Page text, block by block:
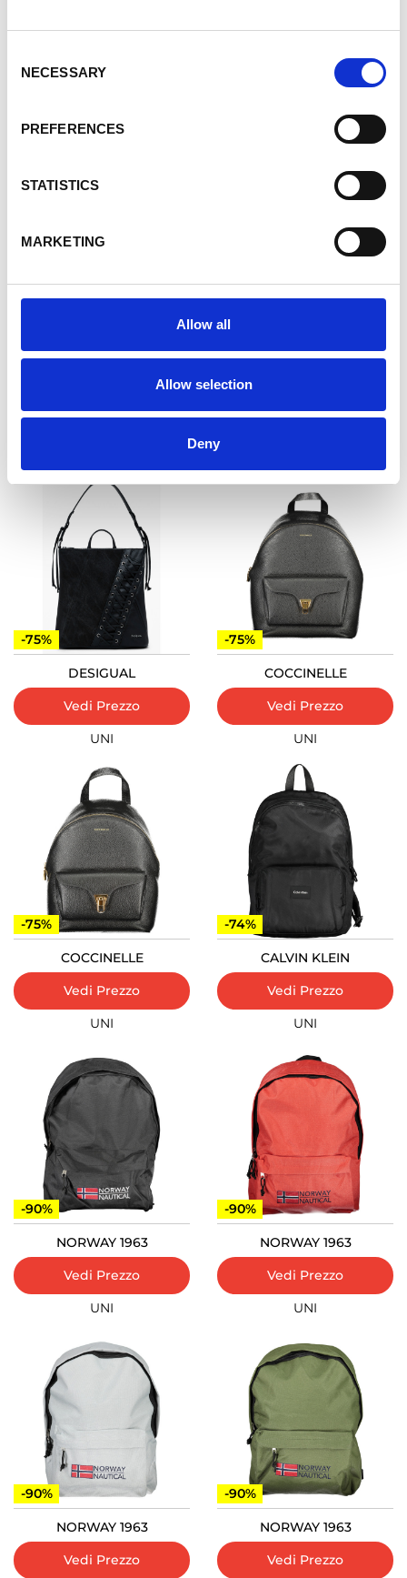
Selection
NECESSARY
PREFERENCES
STATISTICS
MARKETING
Allow all
Allow selection
Deny
-74%
Vedi Prezzo
Vedi Prezzo
-74%
Vedi Prezzo
-74%
Vedi Prezzo
-75%
DESIGUAL
Vedi Prezzo
UNI
-75%
COCCINELLE
Vedi Prezzo
UNI
-75%
COCCINELLE
Vedi Prezzo
UNI
-74%
CALVIN KLEIN
Vedi Prezzo
UNI
-90%
NORWAY 1963
Vedi Prezzo
UNI
-90%
NORWAY 1963
Vedi Prezzo
UNI
-90%
NORWAY 1963
Vedi Prezzo
-90%
NORWAY 1963
Vedi Prezzo